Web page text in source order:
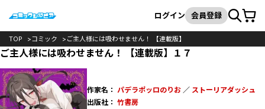
検索
ログイン 会員登録カート
TOP コミック ご主人様には吸わせません！ 【連載版】
ご主人様には吸わせません！ 【連載版】１７
作家名： パデラポッロのりお／ ストーリアダッシュ
出版社： 竹書房